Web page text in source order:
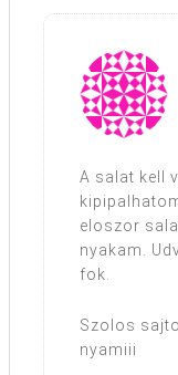
A salat kell
eloszor
nyakam.
fok.
Szolos
nyamiii